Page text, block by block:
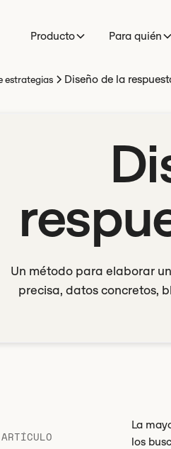
Producto Para quién
estrategias Diseño de la
Un método para elaborar
precisa, datos concretos,
La
los